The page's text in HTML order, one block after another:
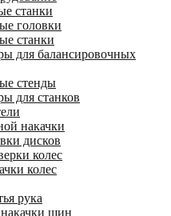
станки
головки
станки
для балансировочных
стенды
для станков
накачки
дисков
колес
колес
рука
шин